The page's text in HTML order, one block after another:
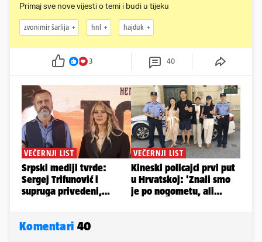
Primaj sve nove vijesti o temi i budi u tijeku
zvonimir šarlija hnl hajduk
3 40
Komentari 40